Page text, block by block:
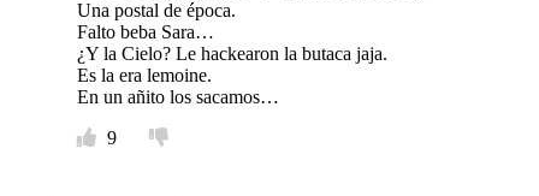
Una postal de época.
Falto beba Sara…
¿Y la Cielo? Le hackearon la butaca jaja.
Es la era lemoine.
En un añito los sacamos…
9